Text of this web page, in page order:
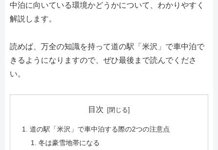
中泊に向いている環境かどうかについて、わかりやすく
解説します。
読めば、万全の知識を持って道の駅「米沢」で車中泊で
きるようになりますので、ぜひ最後まで読んでくださ
い。
目次
道の駅「米沢」で車中泊する際の2つの注意点
冬は豪雪地帯になる